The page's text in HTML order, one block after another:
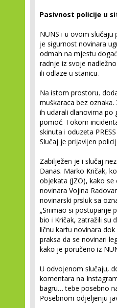
Pasivnost policije u
NUNS i u ovom slučaju
je sigurnost novinara
odmah na mjestu
radnje iz svoje
ili odlaze u stanicu.
Na istom prostoru,
muškaraca bez
ih udarali dlanovima po
pomoć. Tokom
skinuta i oduzeta
Slučaj je prijavljen
Zabilježen je i slučaj
Danas. Marko Kričak,
objekata (JZO), kako
novinara Vojina
novinarski prsluk sa
„Snimao si postupanje
bio i Kričak, zatražili su
ličnu kartu novinara
praksa da se novinari
kako je poručeno iz
U odvojenom slučaju,
komentara na
bagru… tebe posebno
Posebnom odjeljenju